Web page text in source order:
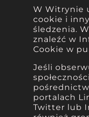
W Witrynie
cookie i
śledzenia.
znaleźć w
Cookie w
Jeśli
portalach
Twitter lub